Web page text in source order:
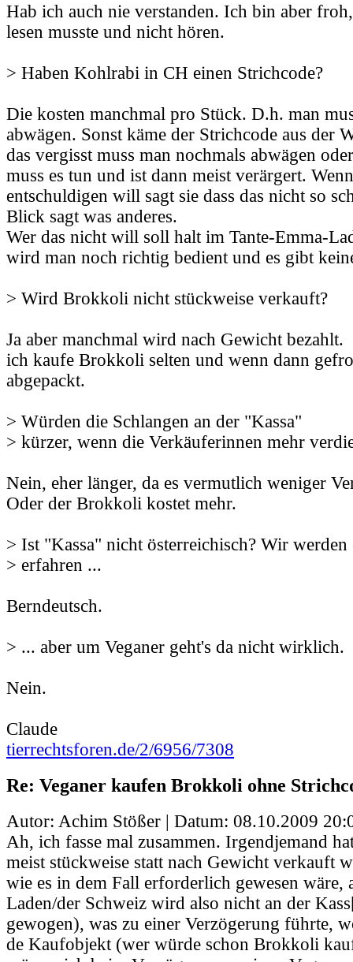
Hab ich auch nie verstanden. Ich bin aber
lesen musste und nicht hören.
> Haben Kohlrabi in CH einen Strichcode?
Die kosten manchmal pro Stück. D.h. man
abwägen. Sonst käme der Strichcode aus der
das vergisst muss man nochmals abwägen
muss es tun und ist dann meist verärgert.
entschuldigen will sagt sie dass das nicht so
Blick sagt was anderes.
Wer das nicht will soll halt im Tante-Emma-
wird man noch richtig bedient und es gibt
> Wird Brokkoli nicht stückweise verkauft?
Ja aber manchmal wird nach Gewicht bezahlt.
ich kaufe Brokkoli selten und wenn dann
abgepackt.
> Würden die Schlangen an der "Kassa"
> kürzer, wenn die Verkäuferinnen mehr
Nein, eher länger, da es vermutlich weniger
Oder der Brokkoli kostet mehr.
> Ist "Kassa" nicht österreichisch? Wir
> erfahren ...
Berndeutsch.
> ... aber um Veganer geht's da nicht wirklich.
Nein.
Claude
tierrechtsforen.de/2/6956/7308
Re: Veganer kaufen Brokkoli ohne
Autor: Achim Stößer | Datum: 08.10.2009
Ah, ich fasse mal zusammen. Irgendjemand
meist stückweise statt nach Gewicht verkauft
wie es in dem Fall erforderlich gewesen wäre,
Laden/der Schweiz wird also nicht an der
gewogen), was zu einer Verzögerung führte,
de Kaufobjekt (wer würde schon Brokkoli